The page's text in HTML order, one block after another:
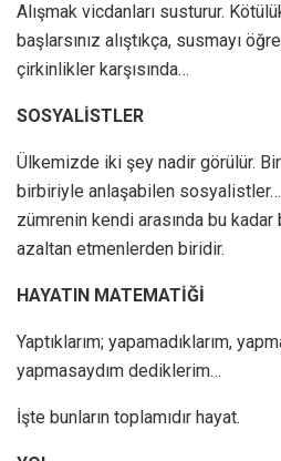
Alışmak vicdanları susturur.
başlarsınız alıştıkça, susmayı
çirkinlikler karşısında…
SOSYALİSTLER
Ülkemizde iki şey nadir görülür.
birbiriyle anlaşabilen sosyalistler…
zümrenin kendi arasında bu
azaltan etmenlerden biridir.
HAYATIN MATEMATİĞİ
Yaptıklarım; yapamadıklarım,
yapmasaydım dediklerim…
İşte bunların toplamıdır hayat.